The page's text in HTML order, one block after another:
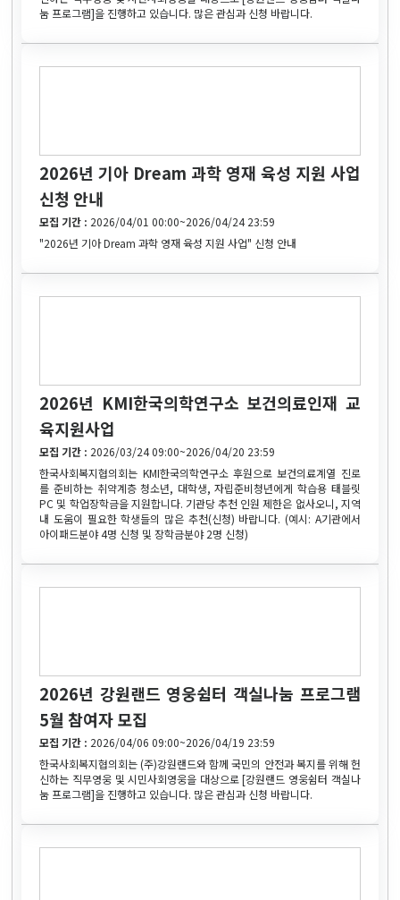
눔 프로그램]을 진행하고 있습니다. 많은 관심과 신청 바랍니다.
2026년 기아 Dream 과학 영재 육성 지원 사업
신청 안내
모집 기간 : 2026/04/01 00:00~2026/04/24 23:59
"2026년 기아 Dream 과학 영재 육성 지원 사업" 신청 안내
2026년 KMI한국의학연구소 보건의료인재 교
육지원사업
모집 기간 : 2026/03/24 09:00~2026/04/20 23:59
한국사회복지협의회는 KMI한국의학연구소 후원으로 보건의료계열 진로
를 준비하는 취약계층 청소년, 대학생, 자립준비청년에게 학습용 태블릿
PC 및 학업장학금을 지원합니다. 기관당 추천 인원 제한은 없사오니, 지역
내 도움이 필요한 학생들의 많은 추천(신청) 바랍니다. (예시: A기관에서
아이패드분야 4명 신청 및 장학금분야 2명 신청)
2026년 강원랜드 영웅쉼터 객실나눔 프로그램
5월 참여자 모집
모집 기간 : 2026/04/06 09:00~2026/04/19 23:59
한국사회복지협의회는 (주)강원랜드와 함께 국민의 안전과 복지를 위해 헌
신하는 직무영웅 및 시민사회영웅을 대상으로 [강원랜드 영웅쉼터 객실나
눔 프로그램]을 진행하고 있습니다. 많은 관심과 신청 바랍니다.